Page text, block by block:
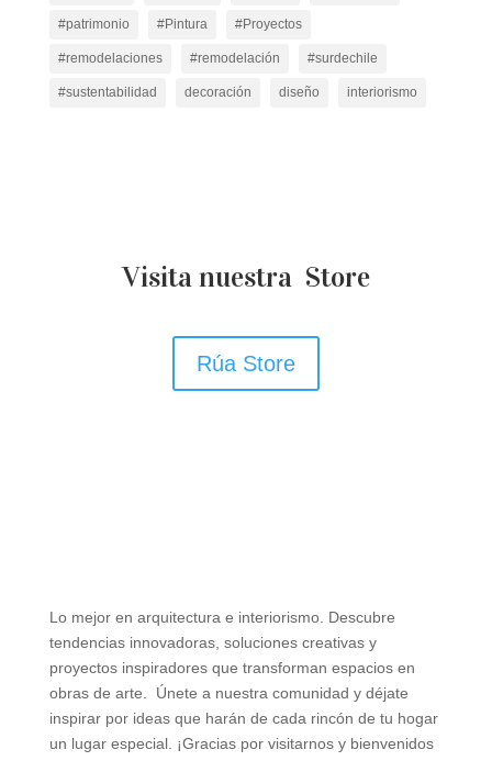
#patrimonio #Pintura #Proyectos
#remodelaciones #remodelación #surdechile
#sustentabilidad decoración diseño interiorismo
Visita nuestra Store
Rúa Store
Lo mejor en arquitectura e interiorismo. Descubre
tendencias innovadoras, soluciones creativas y
proyectos inspiradores que transforman espacios en
obras de arte. Únete a nuestra comunidad y déjate
inspirar por ideas que harán de cada rincón de tu hogar
un lugar especial. ¡Gracias por visitarnos y bienvenidos